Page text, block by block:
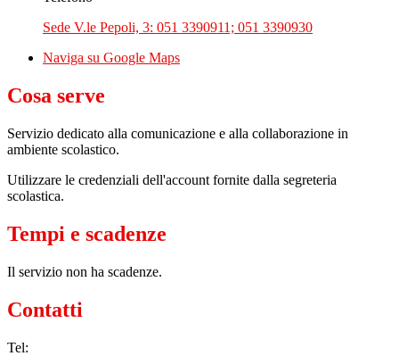
Sede V.le Pepoli, 3: 051 3390911; 051 3390930
Naviga su Google Maps
Cosa serve
Servizio dedicato alla comunicazione e alla collaborazione in
ambiente scolastico.
Utilizzare le credenziali dell'account fornite dalla segreteria
scolastica.
Tempi e scadenze
Il servizio non ha scadenze.
Contatti
Tel: